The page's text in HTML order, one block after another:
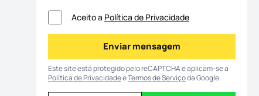
Aceito a Política de Privacidade
Enviar mensagem
Enviar mensagem
Este site está protegido pelo reCAPTCHA e aplicam-se a
Política de PrivacidadeeTermos de Serviçoda Google.